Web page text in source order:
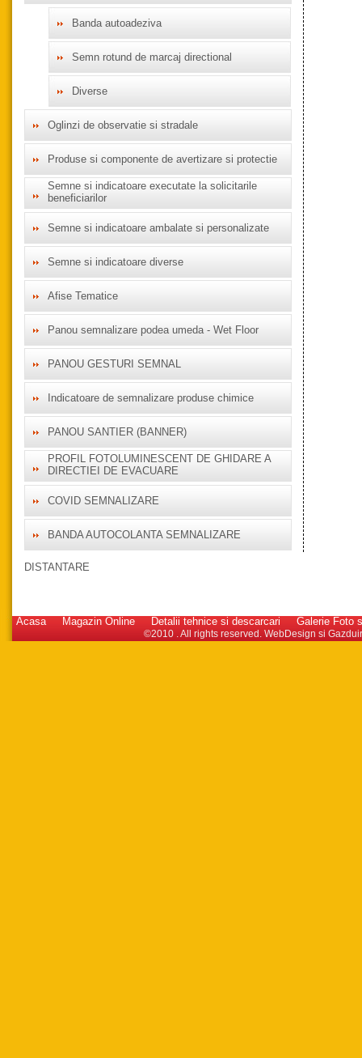
Banda autoadeziva
Semn rotund de marcaj directional
Diverse
Oglinzi de observatie si stradale
Produse si componente de avertizare si protectie
Semne si indicatoare executate la solicitarile
beneficiarilor
Semne si indicatoare ambalate si personalizate
Semne si indicatoare diverse
Afise Tematice
Panou semnalizare podea umeda - Wet Floor
PANOU GESTURI SEMNAL
Indicatoare de semnalizare produse chimice
PANOU SANTIER (BANNER)
PROFIL FOTOLUMINESCENT DE GHIDARE A
DIRECTIEI DE EVACUARE
COVID SEMNALIZARE
BANDA AUTOCOLANTA SEMNALIZARE
DISTANTARE
Acasa Magazin Online Detalii tehnice si descarcari Galerie Foto
©2010 . All rights reserved. WebDesign si